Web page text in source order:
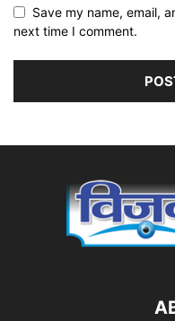
Save my name, email,
next time I comment.